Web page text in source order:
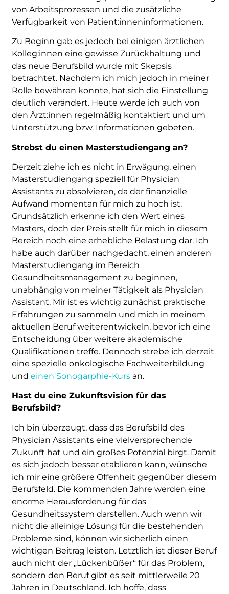
von Arbeitsprozessen und die zusätzliche
Verfügbarkeit von Patient:inneninformationen.
Zu Beginn gab es jedoch bei einigen ärztlichen
Kolleg:innen eine gewisse Zurückhaltung und
das neue Berufsbild wurde mit Skepsis
betrachtet. Nachdem ich mich jedoch in meiner
Rolle bewähren konnte, hat sich die Einstellung
deutlich verändert. Heute werde ich auch von
den Ärzt:innen regelmäßig kontaktiert und um
Unterstützung bzw. Informationen gebeten.
Strebst du einen Masterstudiengang an?
Derzeit ziehe ich es nicht in Erwägung, einen
Masterstudiengang speziell für Physician
Assistants zu absolvieren, da der finanzielle
Aufwand momentan für mich zu hoch ist.
Grundsätzlich erkenne ich den Wert eines
Masters, doch der Preis stellt für mich in diesem
Bereich noch eine erhebliche Belastung dar. Ich
habe auch darüber nachgedacht, einen anderen
Masterstudiengang im Bereich
Gesundheitsmanagement zu beginnen,
unabhängig von meiner Tätigkeit als Physician
Assistant. Mir ist es wichtig zunächst praktische
Erfahrungen zu sammeln und mich in meinem
aktuellen Beruf weiterentwickeln, bevor ich eine
Entscheidung über weitere akademische
Qualifikationen treffe. Dennoch strebe ich derzeit
eine spezielle onkologische Fachweiterbildung
undeinen Sonogarphie-Kurs an.
Hast du eine Zukunftsvision für das
Berufsbild?
Ich bin überzeugt, dass das Berufsbild des
Physician Assistants eine vielversprechende
Zukunft hat und ein großes Potenzial birgt. Damit
es sich jedoch besser etablieren kann, wünsche
ich mir eine größere Offenheit gegenüber diesem
Berufsfeld. Die kommenden Jahre werden eine
enorme Herausforderung für das
Gesundheitssystem darstellen. Auch wenn wir
nicht die alleinige Lösung für die bestehenden
Probleme sind, können wir sicherlich einen
wichtigen Beitrag leisten. Letztlich ist dieser Beruf
auch nicht der „Lückenbüßer“ für das Problem,
sondern den Beruf gibt es seit mittlerweile 20
Jahren in Deutschland. Ich hoffe, dass